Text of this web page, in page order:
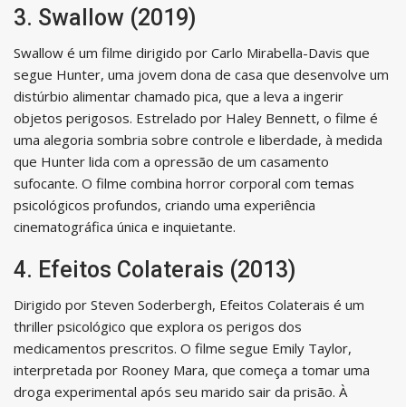
3. Swallow (2019)
Swallow é um filme dirigido por Carlo Mirabella-Davis que
segue Hunter, uma jovem dona de casa que desenvolve um
distúrbio alimentar chamado pica, que a leva a ingerir
objetos perigosos. Estrelado por Haley Bennett, o filme é
uma alegoria sombria sobre controle e liberdade, à medida
que Hunter lida com a opressão de um casamento
sufocante. O filme combina horror corporal com temas
psicológicos profundos, criando uma experiência
cinematográfica única e inquietante.
4. Efeitos Colaterais (2013)
Dirigido por Steven Soderbergh, Efeitos Colaterais é um
thriller psicológico que explora os perigos dos
medicamentos prescritos. O filme segue Emily Taylor,
interpretada por Rooney Mara, que começa a tomar uma
droga experimental após seu marido sair da prisão. À